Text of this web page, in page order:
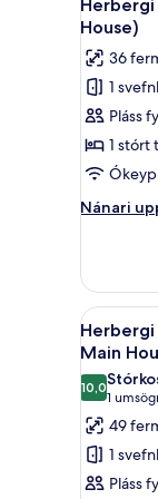
allar
myndir
fyrir
með
rúmi
(Large,
in
Main
House)
House)
36
1
Pláss
1 stórt
Nánari
Nánari
með
tvíbreiðu
rúmi
(Large,
the
Main
House)
Skoða
allar
myndir
fyrir
með
6
Main
10,010,0 af 10
1
(1
49
1
Pláss